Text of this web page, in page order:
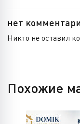
нет
Никто не оставил
Похожие